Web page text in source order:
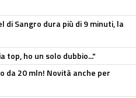
Sangro dura più di 9 minuti, la
top, ho un solo dubbio..."
da 20 mln! Novità anche per